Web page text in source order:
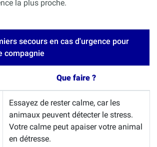
la plus proche.
secours en cas d'urgence pour
compagnie
Que faire ?
Essayez de rester calme, car les
animaux peuvent détecter le stress.
Votre calme peut apaiser votre animal
en détresse.